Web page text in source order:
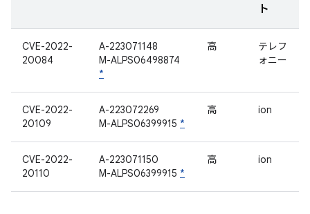
ト
CVE-2022-
20084
A-223071148
M-ALPS06498874
*
高
テレフ
ォニー
CVE-2022-
20109
A-223072269
M-ALPS06399915 *
高 ion
CVE-2022-
20110
A-223071150
M-ALPS06399915 *
高 ion